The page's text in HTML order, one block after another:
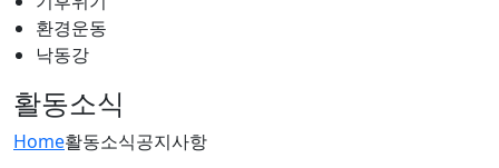
환경운동
낙동강
활동소식
Home활동소식공지사항